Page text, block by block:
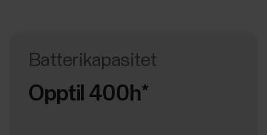
Batterikapasitet
Opptil 400h*